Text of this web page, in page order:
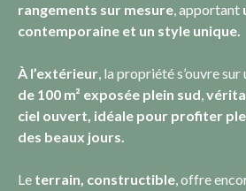
rangements sur mesure, apportant
contemporaine et un style unique.
À l’extérieur, la propriété s’ouvre sur
de 100 m² exposée plein sud,
ciel ouvert, idéale pour profiter
des beaux jours.
Le terrain, constructible, offre